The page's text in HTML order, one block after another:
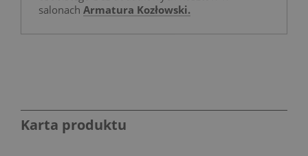
salonach Armatura Kozłowski.
Karta produktu